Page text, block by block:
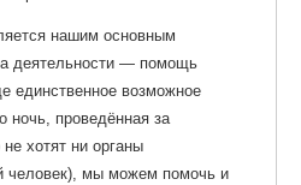
нашим основным
деятельности — помощь
единственное возможное
проведённая за
хотят ни органы
человек), мы можем помочь и